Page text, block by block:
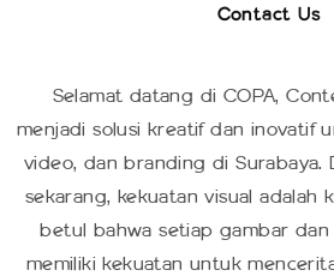
Contact Us
Selamat datang di COPA,
menjadi solusi kreatif dan inovatif
video, dan branding di Surabaya.
sekarang, kekuatan visual adalah
betul bahwa setiap gambar
memiliki kekuatan untuk